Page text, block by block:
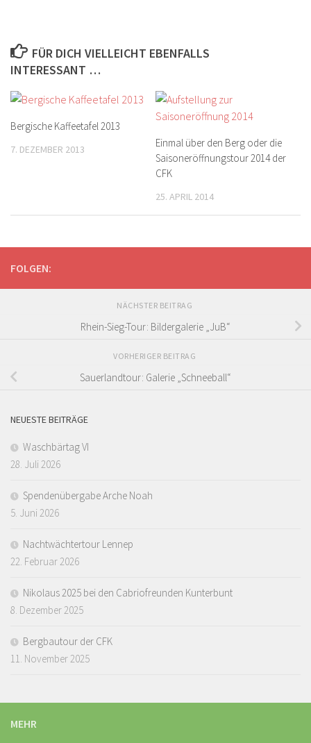
FÜR DICH VIELLEICHT EBENFALLS
INTERESSANT …
Bergische Kaffeetafel 2013
7. DEZEMBER 2013
Einmal über den Berg oder die
Saisoneröffnungstour 2014 der
CFK
25. APRIL 2014
FOLGEN:
NÄCHSTER BEITRAG
Rhein-Sieg-Tour: Bildergalerie „JuB“
VORHERIGER BEITRAG
Sauerlandtour: Galerie „Schneeball“
NEUESTE BEITRÄGE
Waschbärtag VI
28. Juli 2026
Spendenübergabe Arche Noah
5. Juni 2026
Nachtwächtertour Lennep
22. Februar 2026
Nikolaus 2025 bei den Cabriofreunden Kunterbunt
8. Dezember 2025
Bergbautour der CFK
11. November 2025
MEHR